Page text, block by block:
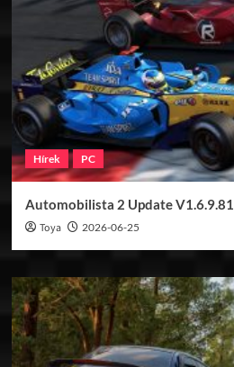
Hírek PC
Automobilista 2 Update V1.6.9.81
Toya 2026-06-25